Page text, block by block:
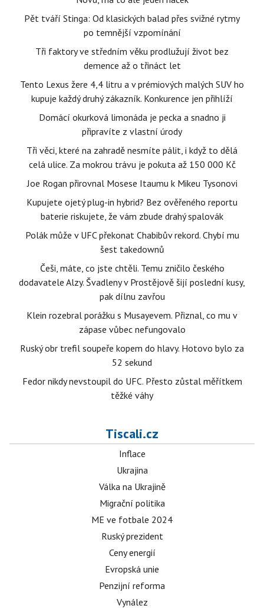
Pět tváří Stinga: Od klasických balad přes svižné rytmy
po temnější vzpomínání
Tři faktory ve středním věku prodlužují život bez
demence až o třináct let
Tento Lexus žere 4,4 litru a v prémiových malých SUV ho
kupuje každý druhý zákazník. Konkurence jen přihlíží
Domácí okurková limonáda je pecka a snadno ji
připravíte z vlastní úrody
Tři věci, které na zahradě nesmíte pálit, i když to dělá
celá ulice. Za mokrou trávu je pokuta až 150 000 Kč
Joe Rogan přirovnal Mosese Itaumu k Mikeu Tysonovi
Kupujete ojetý plug-in hybrid? Bez ověřeného reportu
baterie riskujete, že vám zbude drahý spalovák
Polák může v UFC překonat Chabibův rekord. Chybí mu
šest takedownů
Češi, máte, co jste chtěli. Temu zničilo českého
dodavatele Alzy. Švadleny v Prostějově šijí poslední kusy,
pak dílnu zavřou
Klein rozebral porážku s Musayevem. Přiznal, co mu v
zápase vůbec nefungovalo
Ruský obr trefil soupeře kopem do hlavy. Hotovo bylo za
52 sekund
Fedor nikdy nevstoupil do UFC. Přesto zůstal měřítkem
těžké váhy
Tiscali.cz
Inflace
Ukrajina
Válka na Ukrajině
Migrační politika
ME ve fotbale 2024
Ruský prezident
Ceny energií
Evropská unie
Penzijní reforma
Vynález